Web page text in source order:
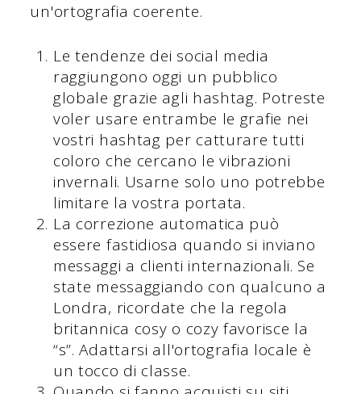
un'ortografia coerente.
Le tendenze dei social media
raggiungono oggi un pubblico
globale grazie agli hashtag. Potreste
voler usare entrambe le grafie nei
vostri hashtag per catturare tutti
coloro che cercano le vibrazioni
invernali. Usarne solo uno potrebbe
limitare la vostra portata.
La correzione automatica può
essere fastidiosa quando si inviano
messaggi a clienti internazionali. Se
state messaggiando con qualcuno a
Londra, ricordate che la regola
britannica cosy o cozy favorisce la
“s”. Adattarsi all'ortografia locale è
un tocco di classe.